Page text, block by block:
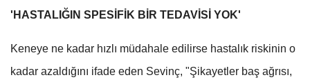
'HASTALIĞIN SPESİFİK BİR TEDAVİSİ YOK'
Keneye ne kadar hızlı müdahale edilirse hastalık riskinin o
kadar azaldığını ifade eden Sevinç, "Şikayetler baş ağrısı,